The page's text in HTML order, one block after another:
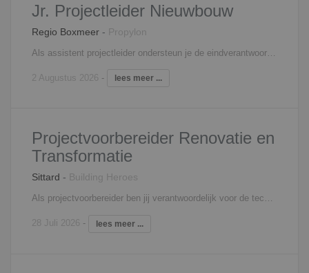
Jr. Projectleider Nieuwbouw
Regio Boxmeer - Propylon
2 Augustus 2026 - lees meer ...
Projectvoorbereider Renovatie en
Transformatie
Sittard - Building Heroes
Als projectvoorbereider ben jij verantwoordelijk voor de technische en procesmatige voorbereiding van renovatie en transformatieprojecten. Jij zorgt ervoor dat projecten vanaf de eerste fase goed worden doordacht en maakbaar worden uitgewerkt. Je werkt mee aan het bepalen van de tenderstrategie en vertaalt klantvragen naar haalbare en realistische projectoplossingen. Je beoordeelt ontwerpen op techniek, kosten en uitvoerbaarheid en denkt actief mee over optimalisaties in ontwerp en proces. Daarnaast stuur je op planning, kwaliteit, kosten en risico’s en breng je verschillende belangen samen in de voorbereiding. Jij bent de schakel tussen ontwerp, calculatie en uitvoering en zorgt dat het projectteam met vertrouwen kan starten.
28 Juli 2026 - lees meer ...